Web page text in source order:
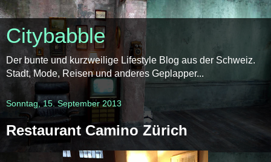
Citybabble
Der bunte und kurzweilige Lifestyle Blog aus der Schweiz.
Stadt, Mode, Reisen und anderes Geplapper...
Sonntag, 15. September 2013
Restaurant Camino Zürich